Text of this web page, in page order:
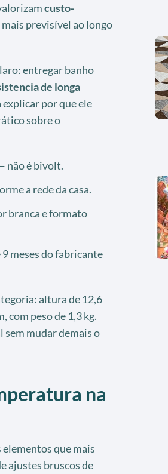
custo-
previsível ao longo
entregar banho
de longa
explicar por que ele
sobre o
não é bivolt.
a rede da casa.
branca e formato
9 meses do fabricante
altura de 12,6
com peso de 1,3 kg.
mudar demais o
na
que mais
ajustes bruscos de